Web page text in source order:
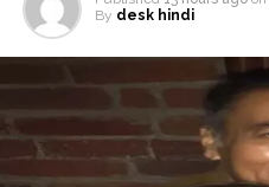
By desk hindi